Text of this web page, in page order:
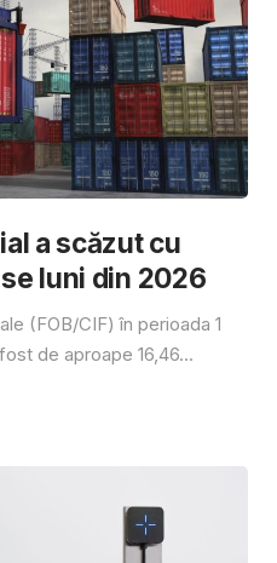
a scăzut cu
luni din 2026
(FOB/CIF) în perioada 1
de aproape 16,46...